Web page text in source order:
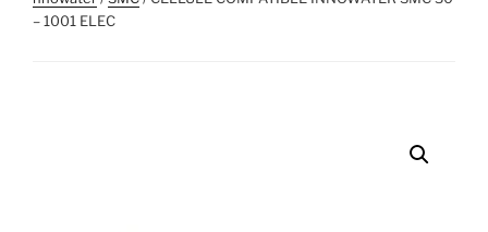
– 1001 ELEC